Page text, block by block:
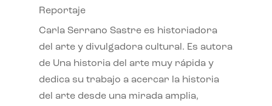
Reportaje
Carla Serrano Sastre es historiadora
del arte y divulgadora cultural. Es autora
de Una historia del arte muy rápida y
dedica su trabajo a acercar la historia
del arte desde una mirada amplia,